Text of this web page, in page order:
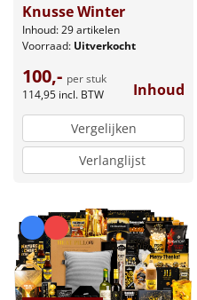
Knusse Winter
Inhoud: 29 artikelen
Voorraad: Uitverkocht
100,- per stuk
114,95 incl. BTW Inhoud
Vergelijken
Verlanglijst